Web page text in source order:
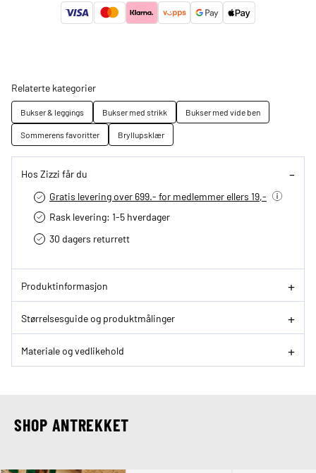
Relaterte kategorier
Bukser & leggings Bukser med strikk
Bukser med vide ben
Sommerens favoritter
Bryllupsklær
Hos Zizzi får du
Gratis levering over 699.- for medlemmer ellers 19,-
Rask levering: 1-5 hverdager
30 dagers returrett
Produktinformasjon
Størrelsesguide og produktmålinger
Materiale og vedlikehold
SHOP ANTREKKET